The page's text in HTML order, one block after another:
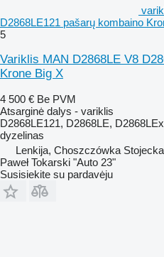
D2868LE121 pašarų kombaino
5
Variklis MAN D2868LE V8
Krone Big X
4 500 € Be PVM
Atsarginė dalys - variklis
D2868LE121, D2868LE,
dyzelinas
Lenkija, Choszczówka Stojecka
Paweł Tokarski "Auto 23"
Susisiekite su pardavėju